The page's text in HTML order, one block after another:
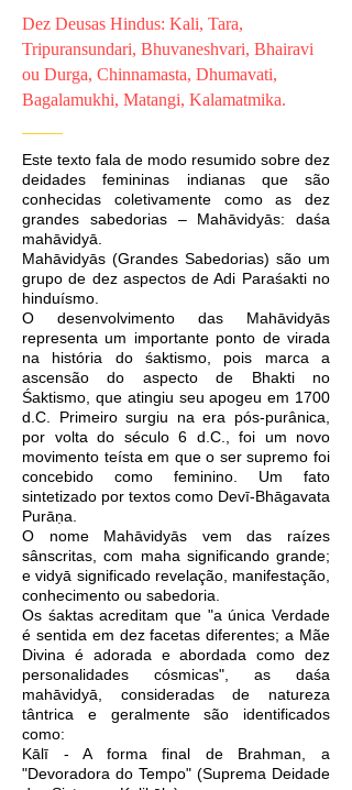
Dez Deusas Hindus: Kali, Tara,
Tripuransundari, Bhuvaneshvari, Bhairavi
ou Durga, Chinnamasta, Dhumavati,
Bagalamukhi, Matangi, Kalamatmika.
Este texto fala de modo resumido sobre dez
deidades femininas indianas que são
conhecidas coletivamente como as dez
grandes sabedorias – Mahāvidyās: daśa
mahāvidyā.
Mahāvidyās (Grandes Sabedorias) são um
grupo de dez aspectos de Adi Paraśakti no
hinduísmo.
O desenvolvimento das Mahāvidyās
representa um importante ponto de virada
na história do śaktismo, pois marca a
ascensão do aspecto de Bhakti no
Śaktismo, que atingiu seu apogeu em 1700
d.C. Primeiro surgiu na era pós-purânica,
por volta do século 6 d.C., foi um novo
movimento teísta em que o ser supremo foi
concebido como feminino. Um fato
sintetizado por textos como Devī-Bhāgavata
Purāṇa.
O nome Mahāvidyās vem das raízes
sânscritas, com maha significando grande;
e vidyā significado revelação, manifestação,
conhecimento ou sabedoria.
Os śaktas acreditam que "a única Verdade
é sentida em dez facetas diferentes; a Mãe
Divina é adorada e abordada como dez
personalidades cósmicas", as daśa
mahāvidyā, consideradas de natureza
tântrica e geralmente são identificados
como:
Kālī - A forma final de Brahman, a
"Devoradora do Tempo" (Suprema Deidade